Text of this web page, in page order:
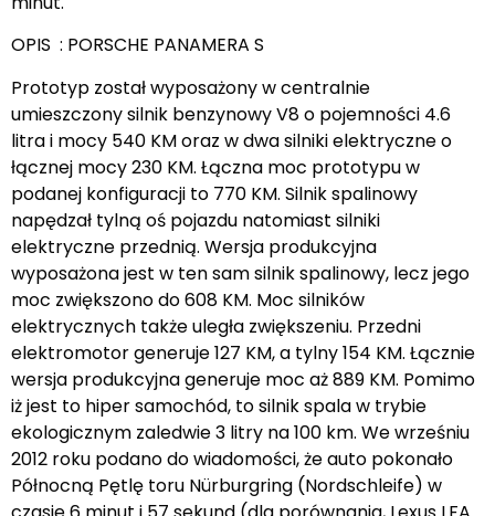
OPIS : PORSCHE PANAMERA S
Prototyp został wyposażony w centralnie
umieszczony silnik benzynowy V8 o pojemności 4.6
litra i mocy 540 KM oraz w dwa silniki elektryczne o
łącznej mocy 230 KM. Łączna moc prototypu w
podanej konfiguracji to 770 KM. Silnik spalinowy
napędzał tylną oś pojazdu natomiast silniki
elektryczne przednią. Wersja produkcyjna
wyposażona jest w ten sam silnik spalinowy, lecz jego
moc zwiększono do 608 KM. Moc silników
elektrycznych także uległa zwiększeniu. Przedni
elektromotor generuje 127 KM, a tylny 154 KM. Łącznie
wersja produkcyjna generuje moc aż 889 KM. Pomimo
iż jest to hiper samochód, to silnik spala w trybie
ekologicznym zaledwie 3 litry na 100 km. We wrześniu
2012 roku podano do wiadomości, że auto pokonało
Północną Pętlę toru Nürburgring (Nordschleife) w